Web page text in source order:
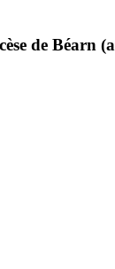
de Béarn